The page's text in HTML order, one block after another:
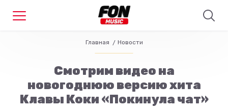
Главная Новости
Смотрим видео на
новогоднюю версию хита
Клавы Коки «Покинула чат»